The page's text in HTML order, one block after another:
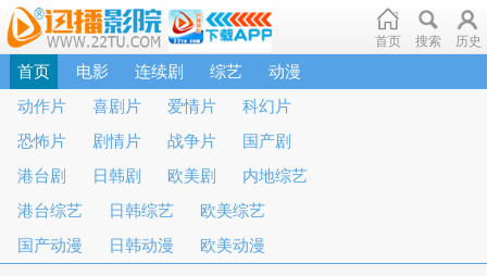
首页 搜索 历史
首页 电影 连续剧 综艺
动漫
动作片
喜剧片 爱情片
科幻片
恐怖片
剧情片 战争片
国产剧
港台剧
日韩剧 欧美剧
内地综艺
港台综艺
日韩综艺
欧美综艺
国产动漫
日韩动漫 欧美动漫